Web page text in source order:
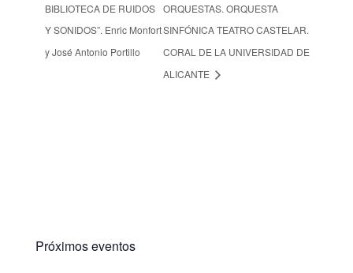
BIBLIOTECA DE RUIDOS
Y SONIDOS”. Enric Monfort
y José Antonio Portillo
ORQUESTAS. ORQUESTA
SINFÓNICA TEATRO CASTELAR.
CORAL DE LA UNIVERSIDAD DE
ALICANTE
Próximos eventos